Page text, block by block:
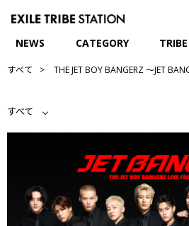
NEWS CATEGORY
すべて THE JET BOY BANGERZ 〜JET
すべて